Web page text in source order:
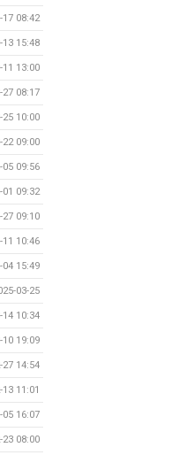
17 08:42
13 15:48
11 13:00
27 08:17
25 10:00
22 09:00
05 09:56
01 09:32
27 09:10
11 10:46
04 15:49
03-25
14 10:34
10 19:09
27 14:54
13 11:01
05 16:07
23 08:00